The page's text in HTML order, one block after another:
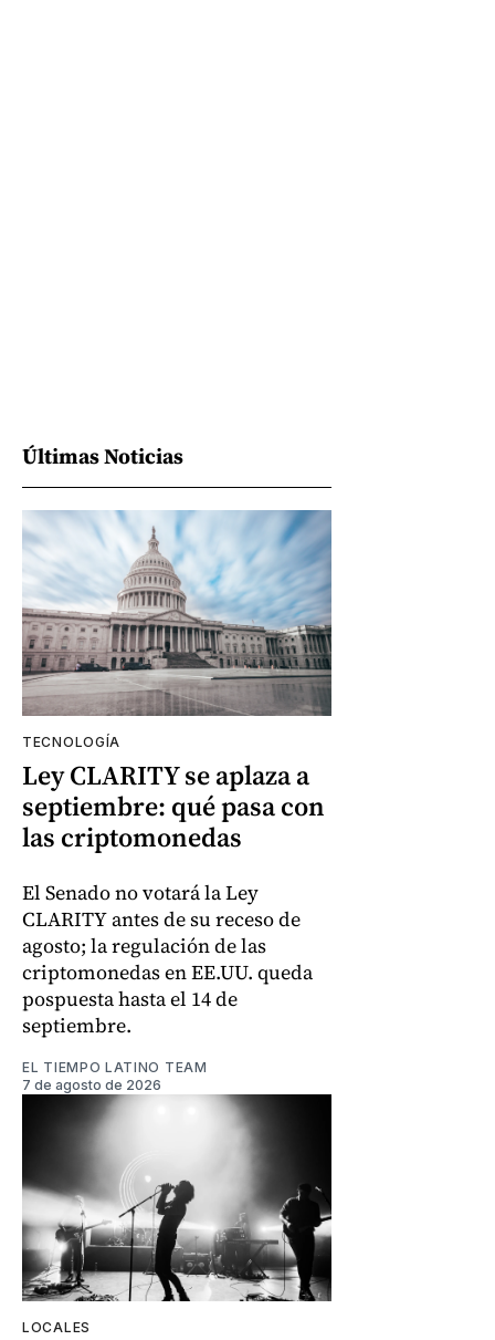
Últimas Noticias
TECNOLOGÍA
Ley CLARITY se aplaza a
septiembre: qué pasa con
las criptomonedas
El Senado no votará la Ley
CLARITY antes de su receso de
agosto; la regulación de las
criptomonedas en EE.UU. queda
pospuesta hasta el 14 de
septiembre.
EL TIEMPO LATINO TEAM
7 de agosto de 2026
LOCALES